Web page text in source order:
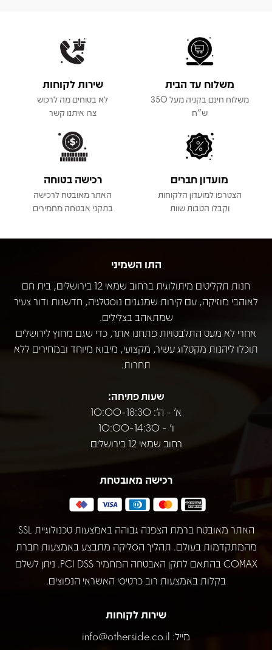
משלוח עד הבית
משלוח חינם בקניה מעל 350
ש"ח
שירות לקוחות
לא בטוחים מה לרכוש
צרו איתנו קשר
מועדון חברים
הצטרפו למועדון הלקוחות
וקבלו הטבות שוות
רכישה בטוחה
האתר מאובטח לרכישה
בתקני אבטחה מחמירים
התו השמיני
חנות תקליטים מיתולוגית ברחוב שמאי 12 בירושלים, בית חם
לאוהבי מוזיקה, עם קירות שמנגנים נוסטלגיה, חדשנות ודור צעיר
שמתאהב בצלילים.
אחרי לא מעט התלבטויות פתחנו אתר, כדי שגם מחוץ לירושלים
תוכלו ליהנות מקטלוג עשיר, מקצועי, מיבוא מיוחד ובמחירים ללא
תחרות.
שעות פתיחה:
א' - ה': 10:00-18:30
ו' - 10:00-14:30
רחוב שמאי 12 בירושלים
רכישה מאובטחת
האתר מאובטח ברמת הצפנה גבוהה באמצעות טכנולוגיית SSL
מהמתקדמות בעולם. תהליך הסליקה מתבצע באמצעות חברת
COMAX בהתאם לתקן האבטחה המחמיר PCI DSS. ניתן לשלם
בקלות באמצעות רוב כרטיסי האשראי הנפוצים.
שירות לקוחות
מייל: info@otherside.co.il